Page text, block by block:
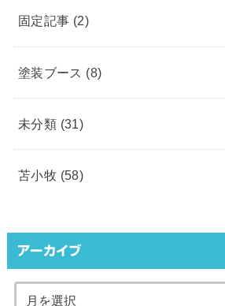
固定記事 (2)
塗装ブース (8)
未分類 (31)
苫小牧 (58)
アーカイブ